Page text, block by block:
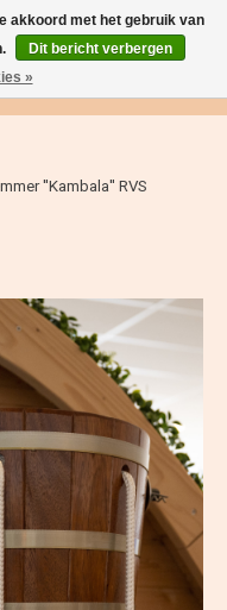
Verlanglijst
''Kambala'' RVS
Items
akkoord met het gebruik van
Dit bericht verbergen
»